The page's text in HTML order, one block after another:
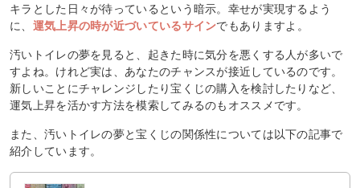
キラとした日々が待っているという暗示。幸せが実現するよう
に、 運気上昇の時が近づいているサインでもありますよ。
汚いトイレの夢を見ると、起きた時に気分を悪くする人が多いで
すよね。けれど実は、あなたのチャンスが接近しているのです。
新しいことにチャレンジしたり宝くじの購入を検討したりなど、
運気上昇を活かす方法を模索してみるのもオススメです。
また、汚いトイレの夢と宝くじの関係性については以下の記事で
紹介しています。